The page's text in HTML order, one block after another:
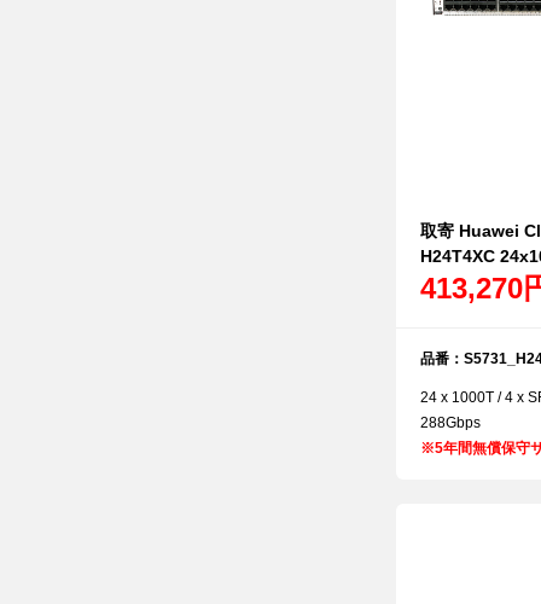
取寄 Huawei
H24T4XC
413,270
品番：
24 x 1000T / 4 x
288Gbps
※5年間無償保守